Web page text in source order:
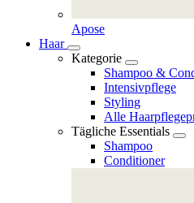
Apose
Haar
Kategorie
Shampoo &
Intensivpflege
Styling
Alle
Tägliche Essentials
Shampoo
Conditioner